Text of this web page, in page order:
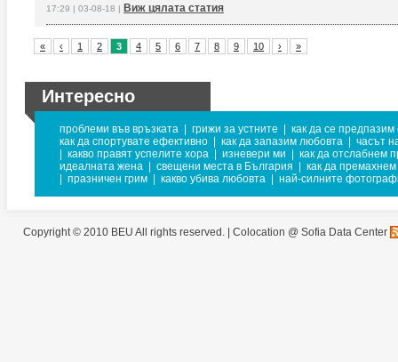
17:29 | 03-08-18 | Виж цялата статия
« ‹ 1 2 3 4 5 6 7 8 9 10 › »
Интересно
проблеми във връзката грижи за устните
как да се предпазим
как да спортувате ефективно
как да запазим любовта
часът
какво правят успелите хора изневери ми
как да отслабнем
идеалната жена
свещени места в България
как да
празничен грим какво убива любовта най-силните
Copyright © 2010 BEU All rights reserved. | Colocation @ Sofia Data Center